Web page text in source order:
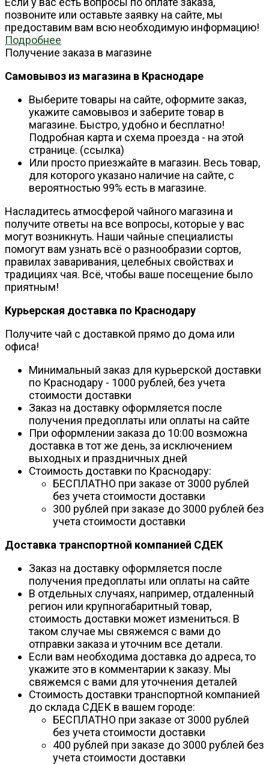
позвоните или оставьте заявку на сайте, мы
предоставим вам всю необходимую информацию!
Подробнее
Получение заказа в магазине
Самовывоз из магазина в Краснодаре
Выберите товары на сайте, оформите заказ,
укажите самовывоз и заберите товар в
магазине. Быстро, удобно и бесплатно!
Подробная карта и схема проезда - на этой
странице. (ссылка)
Или просто приезжайте в магазин. Весь товар,
для которого указано наличие на сайте, с
вероятностью 99% есть в магазине.
Насладитесь атмосферой чайного магазина и
получите ответы на все вопросы, которые у вас
могут возникнуть. Наши чайные специалисты
помогут вам узнать всё о разнообразии сортов,
правилах заваривания, целебных свойствах и
традициях чая. Всё, чтобы ваше посещение было
приятным!
Курьерская доставка по Краснодару
Получите чай с доставкой прямо до дома или
офиса!
Минимальный заказ для курьерской доставки
по Краснодару - 1000 рублей, без учета
стоимости доставки
Заказ на доставку оформляется после
получения предоплаты или оплаты на сайте
При оформлении заказа до 10:00 возможна
доставка в тот же день, за исключением
выходных и праздничных дней
Стоимость доставки по Краснодару:
БЕСПЛАТНО при заказе от 3000 рублей
без учета стоимости доставки
300 рублей при заказе до 3000 рублей без
учета стоимости доставки
Доставка транспортной компанией СДЕК
Заказ на доставку оформляется после
получения предоплаты или оплаты на сайте
В отдельных случаях, например, отдаленный
регион или крупногабаритный товар,
стоимость доставки может измениться. В
таком случае мы свяжемся с вами до
отправки заказа и уточним все детали.
Если вам необходима доставка до адреса, то
укажите это в комментарии к заказу. Мы
свяжемся с вами для уточнения деталей
Стоимость доставки транспортной компанией
до склада СДЕК в вашем городе:
БЕСПЛАТНО при заказе от 3000 рублей
без учета стоимости доставки
400 рублей при заказе до 3000 рублей без
учета стоимости доставки